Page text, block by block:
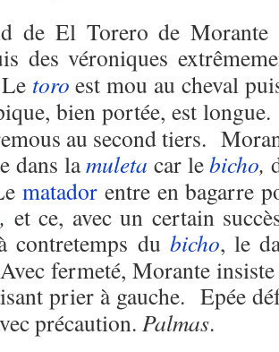
de El Torero de
des véroniques
toro est mou au cheval
bien portée, est
au second tiers.
dans lamuleta car lebicho,
matadorentre en bagarre
, et ce, avec un certain
contretemps du bicho, le
fermeté, Morante
prier à gauche. Epée
précaution. Palmas.